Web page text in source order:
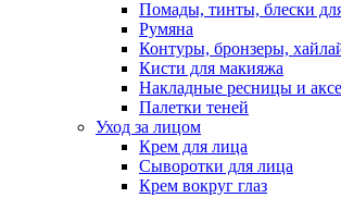
Помады, тинты, блески
Румяна
Контуры, бронзеры,
Кисти для макияжа
Накладные ресницы и
Палетки теней
Уход за лицом
Крем для лица
Сыворотки для лица
Крем вокруг глаз